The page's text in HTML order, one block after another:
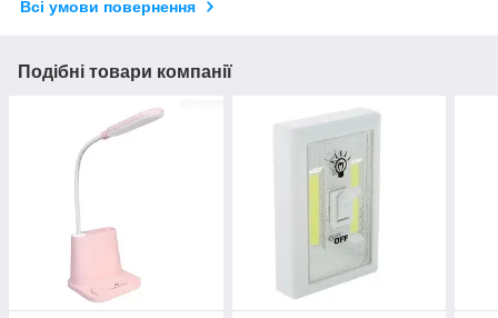
Всі умови повернення
Подібні товари компанії